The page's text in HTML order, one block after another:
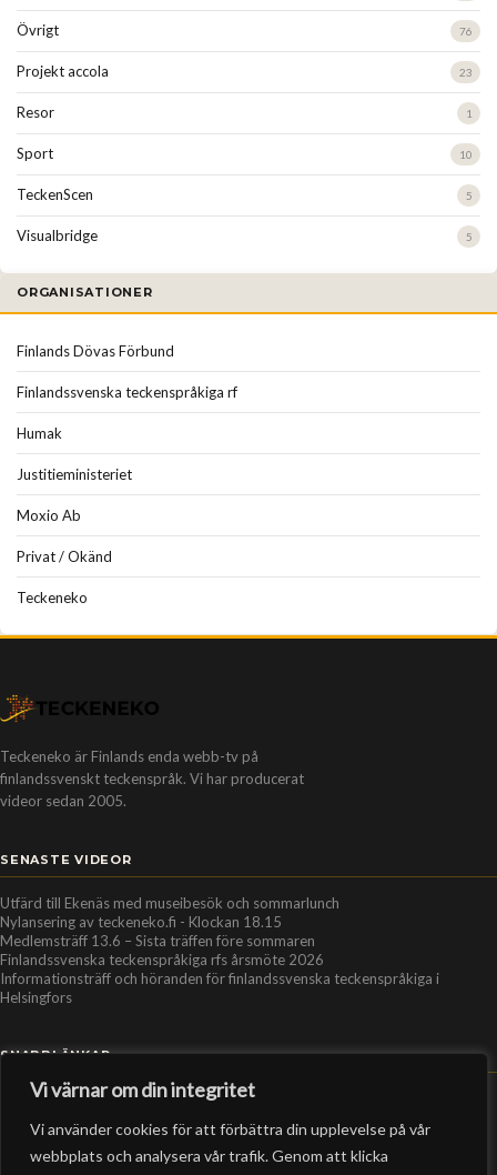
Vi värnar om din integritet
Vi använder cookies för att förbättra din upplevelse på vår
webbplats och analysera vår trafik. Genom att klicka
Övrigt 76
Projekt accola 23
Resor 1
Sport 10
TeckenScen 5
Visualbridge 5
ORGANISATIONER
Finlands Dövas Förbund
Finlandssvenska teckenspråkiga rf
Humak
Justitieministeriet
Moxio Ab
Privat / Okänd
Teckeneko
Teckeneko är Finlands enda webb-tv på
finlandssvenskt teckenspråk. Vi har producerat
videor sedan 2005.
SENASTE VIDEOR
Utfärd till Ekenäs med museibesök och sommarlunch
Nylansering av teckeneko.fi - Klockan 18.15
Medlemsträff 13.6 – Sista träffen före sommaren
Finlandssvenska teckenspråkiga rfs årsmöte 2026
Informationsträff och höranden för finlandssvenska teckenspråkiga i
Helsingfors
SNABBLÄNKAR
Personer
Organisationer